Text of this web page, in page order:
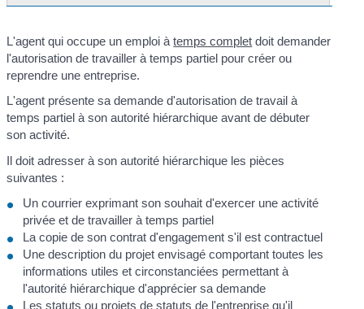
L'agent qui occupe un emploi àtemps complet doit demander
l'autorisation de travailler à temps partiel pour créer ou
reprendre une entreprise.
L'agent présente sa demande d'autorisation de travail à
temps partiel à son autorité hiérarchique avant de débuter
son activité.
Il doit adresser à son autorité hiérarchique les pièces
suivantes :
Un courrier exprimant son souhait d'exercer une activité
privée et de travailler à temps partiel
La copie de son contrat d'engagement s'il est contractuel
Une description du projet envisagé comportant toutes les
informations utiles et circonstanciées permettant à
l'autorité hiérarchique d'apprécier sa demande
Les statuts ou projets de statuts de l'entreprise qu'il